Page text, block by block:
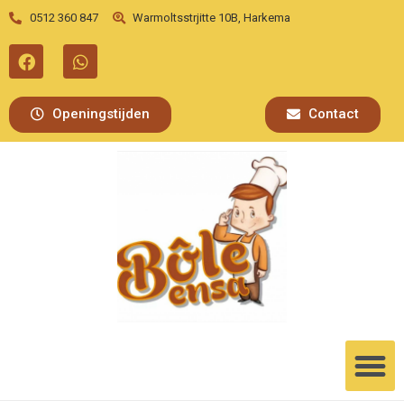
0512 360 847 Warmoltsstrjitte 10B, Harkema
Openingstijden Contact